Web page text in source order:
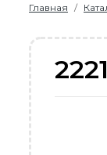
Главная